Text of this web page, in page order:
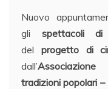
Nuovo
gli spettacoli
del progetto di
dall’
tradizioni popolari